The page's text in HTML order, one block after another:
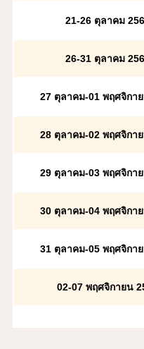
21-26 ตุลาคม
26-31 ตุลาคม
27 ตุลาคม-01 พฤศจิกา
28 ตุลาคม-02 พฤศจิกา
29 ตุลาคม-03 พฤศจิกา
30 ตุลาคม-04 พฤศจิกา
31 ตุลาคม-05 พฤศจิกา
02-07 พฤศจิกายน